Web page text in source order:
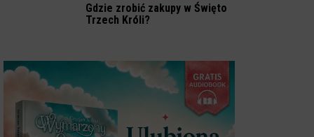
Gdzie zrobić zakupy w Święto
Trzech Króli?